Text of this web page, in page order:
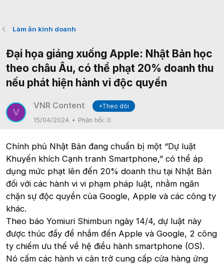
Làm ăn kinh doanh
Đại họa giáng xuống Apple: Nhật Bản học
theo châu Âu, có thể phạt 20% doanh thu
nếu phát hiện hành vi độc quyền
V
VNR Content
+Theo dõi
15/04/2024
Phản hồi: 0
Chính phủ Nhật Bản đang chuẩn bị một “Dự luật
Khuyến khích Cạnh tranh Smartphone,” có thể áp
dụng mức phạt lên đến 20% doanh thu tại Nhật Bản
đối với các hành vi vi phạm pháp luật, nhằm ngăn
chặn sự độc quyền của Google, Apple và các công ty
khác.
Theo báo Yomiuri Shimbun ngày 14/4, dự luật này
được thúc đẩy để nhắm đến Apple và Google, 2 công
ty chiếm ưu thế về hệ điều hành smartphone (OS).
Nó cấm các hành vi cản trở cung cấp cửa hàng ứng